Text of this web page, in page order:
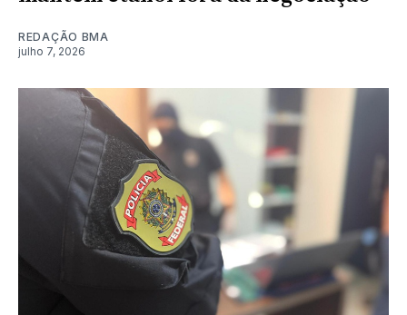
REDAÇÃO BMA
julho 7, 2026